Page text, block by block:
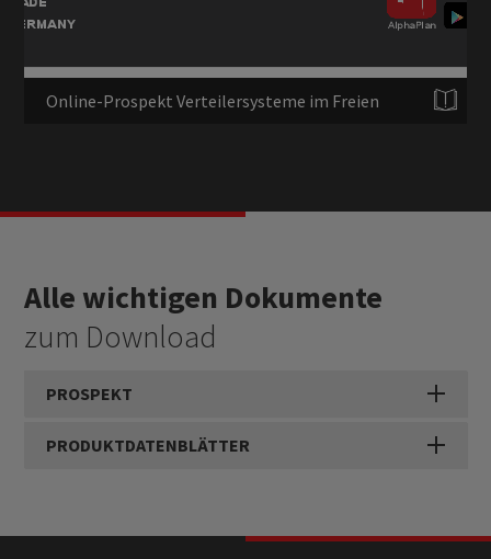
Online-Prospekt Verteilersysteme im Freien
Alle wichtigen Dokumente
zum Download
PROSPEKT
PRODUKTDATENBLÄTTER